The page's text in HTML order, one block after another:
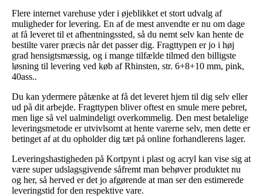
Flere internet varehuse yder i øjeblikket et stort udvalg af
muligheder for levering. En af de mest anvendte er nu om dage
at få leveret til et afhentningssted, så du nemt selv kan hente de
bestilte varer præcis når det passer dig. Fragttypen er jo i høj
grad hensigtsmæssig, og i mange tilfælde tilmed den billigste
løsning til levering ved køb af Rhinsten, str. 6+8+10 mm, pink,
40ass..
Du kan ydermere påtænke at få det leveret hjem til dig selv eller
ud på dit arbejde. Fragttypen bliver oftest en smule mere pebret,
men lige så vel ualmindeligt overkommelig. Den mest betalelige
leveringsmetode er utvivlsomt at hente varerne selv, men dette er
betinget af at du opholder dig tæt på online forhandlerens lager.
Leveringshastigheden på Kortpynt i plast og acryl kan vise sig at
være super udslagsgivende såfremt man behøver produktet nu
og her, så herved er det jo afgørende at man ser den estimerede
leveringstid for den respektive vare.